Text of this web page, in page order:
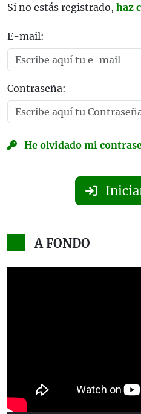
Si no estás registrado, haz
E-mail:
Contraseña:
He olvidado mi
A FONDO